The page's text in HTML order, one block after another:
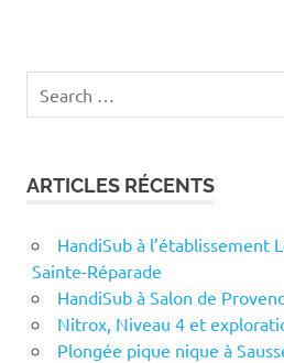
for:
ARTICLES RÉCENTS
HandiSub à l’établissement
Sainte-Réparade
HandiSub à Salon de
Nitrox, Niveau 4 et
Plongée pique nique à